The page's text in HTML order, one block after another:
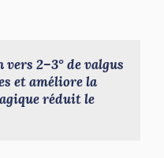
2–3° de valgus
et améliore la
réduit le